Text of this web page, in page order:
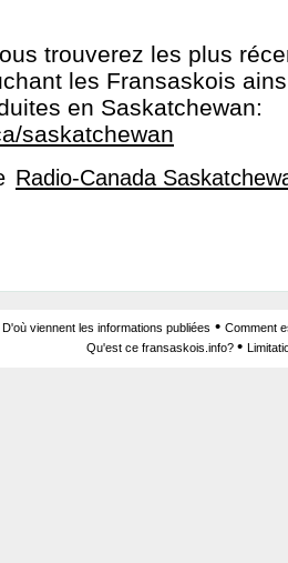
trouverez les plus
les Fransaskois
en Saskatchewan:
saskatchewan
Radio-Canada
D'où viennent les informations publiées • Comment
Qu'est ce fransaskois.info? •